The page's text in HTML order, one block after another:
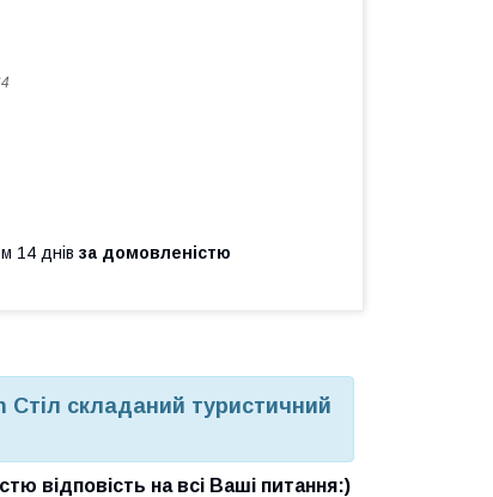
14 днів за домовленістю
Стіл складаний туристичний
відповість на всі Ваші питання:)